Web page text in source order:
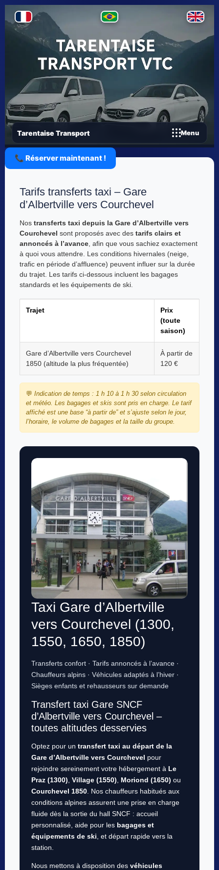
📞 Réserver maintenant !
Tarentaise Transport Menu
Tarifs transferts taxi – Gare
d’Albertville vers Courchevel
Nos transferts taxi depuis la Gare d’Albertville vers
Courchevel sont proposés avec des tarifs clairs et
annoncés à l’avance, afin que vous sachiez exactement
à quoi vous attendre. Les conditions hivernales (neige,
trafic en période d’affluence) peuvent influer sur la durée
du trajet. Les tarifs ci-dessous incluent les bagages
standards et les équipements de ski.
Trajet
Prix
(toute
saison)
Gare d’Albertville vers Courchevel
1850 (altitude la plus fréquentée)
À partir de
120 €
💬 Indication de temps : 1 h 10 à 1 h 30 selon circulation
et météo. Les bagages et skis sont pris en charge. Le tarif
affiché est une base “à partir de” et s’ajuste selon le jour,
l’horaire, le volume de bagages et la taille du groupe.
Taxi Gare d’Albertville
vers Courchevel (1300,
1550, 1650, 1850)
Transferts confort · Tarifs annoncés à l’avance ·
Chauffeurs alpins · Véhicules adaptés à l’hiver ·
Sièges enfants et rehausseurs sur demande
Transfert taxi Gare SNCF
d’Albertville vers Courchevel –
toutes altitudes desservies
Optez pour un transfert taxi au départ de la
Gare d’Albertville vers Courchevel pour
rejoindre sereinement votre hébergement à Le
Praz (1300) Village (1550) Moriond (1650) ou
Courchevel 1850 . Nos chauffeurs habitués aux
conditions alpines assurent une prise en charge
fluide dès la sortie du hall SNCF : accueil
personnalisé, aide pour les bagages et
équipements de ski , et départ rapide vers la
station.
Nous mettons à disposition des véhicules